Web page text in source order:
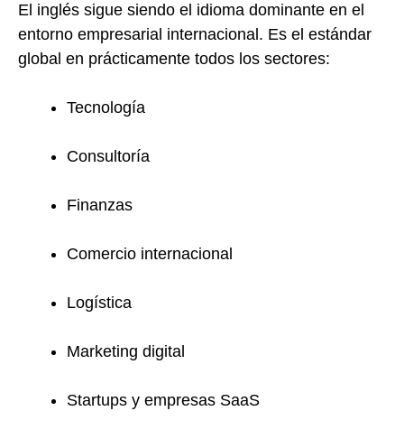
El inglés sigue siendo el idioma dominante en el
entorno empresarial internacional. Es el estándar
global en prácticamente todos los sectores:
Tecnología
Consultoría
Finanzas
Comercio internacional
Logística
Marketing digital
Startups y empresas SaaS